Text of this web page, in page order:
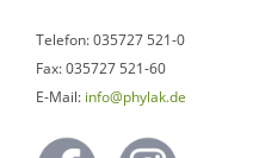
Telefon: 035727 521-0
Fax: 035727 521-60
E-Mail: info@phylak.de